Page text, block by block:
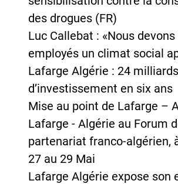
des drogues (FR)
Luc Callebat : «Nous
employés un climat social
Lafarge Algérie : 24
d’investissement en six ans
Mise au point de Lafarge –
Lafarge - Algérie au Forum
partenariat franco-algérien,
27 au 29 Mai
Lafarge Algérie expose son